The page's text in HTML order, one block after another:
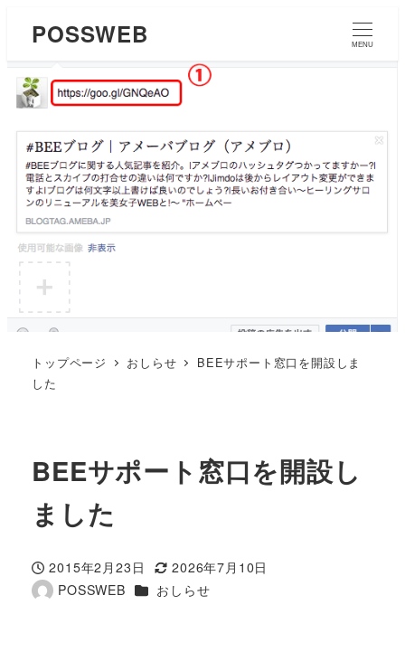
POSSWEB MENU
トップページ おしらせ
BEEサポート窓口を開設しま
した
BEEサポート窓口を開設し
ました
投稿日
2015年2月23日
更新日
2026年7月10日
著
POSSWEB カテゴリー
おしらせ